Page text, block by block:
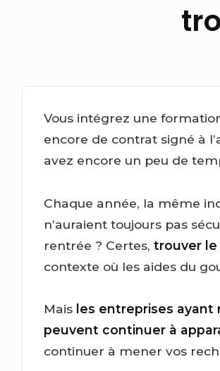
Vous intégrez une
encore de contrat signé à
avez encore un peu de
Chaque année, la même
n’auraient toujours pas
rentrée ? Certes,trouver le
contexte où les aides du
Mais les entreprises
peuvent continuer à
continuer à mener vos